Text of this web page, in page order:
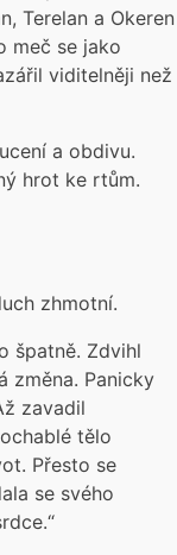
Terelan a Okeren
meč se jako
viditelněji než
a obdivu.
hrot ke rtům.
zhmotní.
špatně. Zdvihl
změna. Panicky
zavadil
tělo
Přesto se
se svého